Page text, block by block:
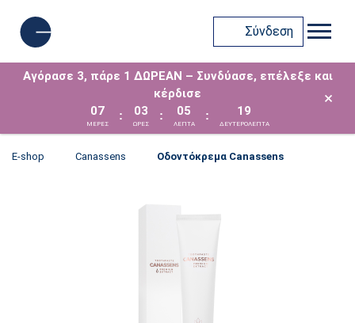
Σύνδεση
Αγόρασε 3, πάρε 1 ΔΩΡΕΑΝ – Συνδύασε, επέλεξε και
κέρδισε
07
ΜΈΡΕΣ
: 03
ΩΡΕΣ
: 05
ΛΕΠΤΑ
: 19
ΔΕΥΤΕΡΟΛΕΠΤΑ
×
E-shop Canassens Οδοντόκρεμα Canassens